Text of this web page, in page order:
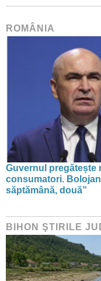
ROMÂNIA
Guvernul pregătește
consumatori.
săptămână, două”
BIHON ŞTIRILE